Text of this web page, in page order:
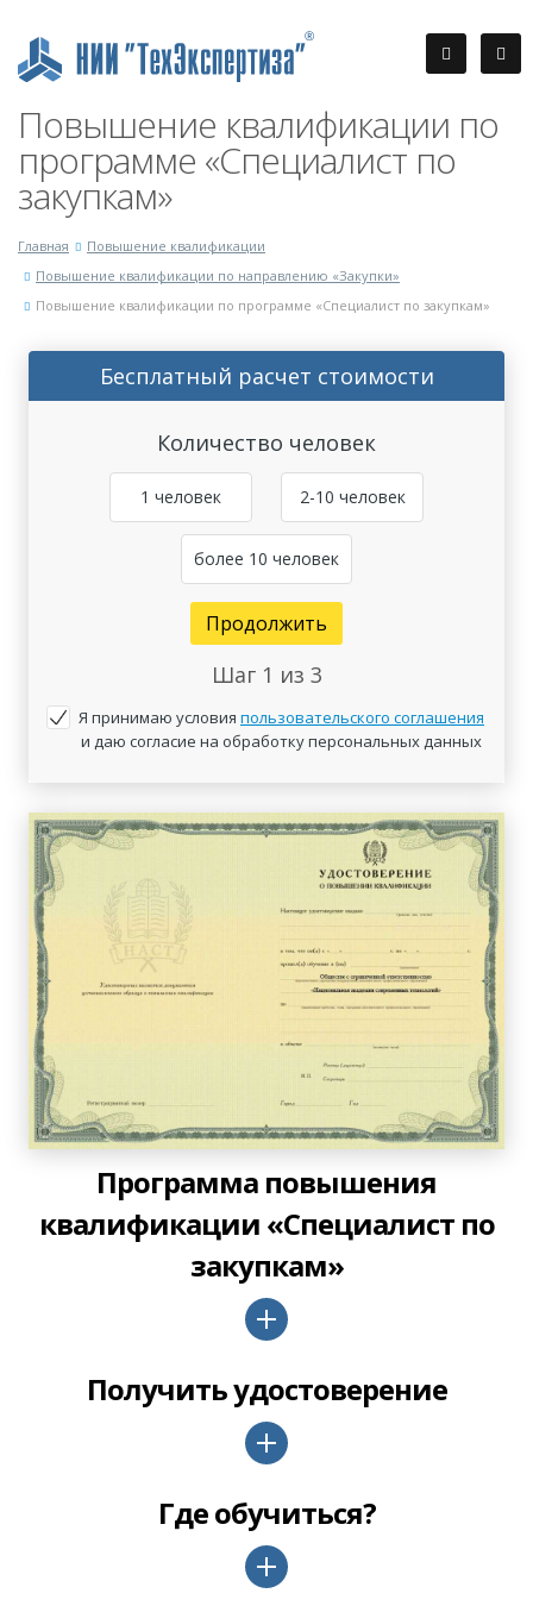
Повышение квалификации по
программе «Специалист по
закупкам»
Главная
Повышение квалификации
Повышение квалификации по направлению «Закупки»
Повышение квалификации по программе «Специалист по закупкам»
Бесплатный расчет стоимости
Количество человек
1 человек 2-10 человек
более 10 человек
Продолжить
Шаг 1 из 3
Я принимаю условия пользовательского соглашения
и даю согласие на обработку персональных данных
Программа повышения
квалификации «Специалист по
закупкам»
Получить удостоверение
Где обучиться?